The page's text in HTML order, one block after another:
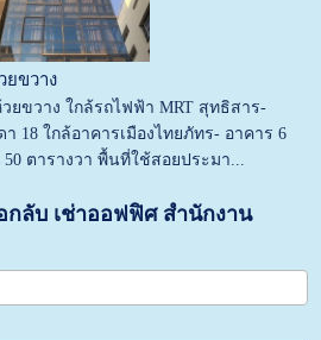
ยขวาง
ยขวาง ใกล้รถไฟฟ้า MRT สุทธิสาร-
18 ใกล้อาคารเมืองไทยภัทร- อาคาร 6
ตารางวา พื้นที่ใช้สอยประมา...
ลับ เช่าออฟฟิศ สำนักงาน